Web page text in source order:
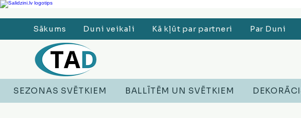
Ledusskapji, Sadzīves tehnika, Smaržas, Operatīvā atmiņa, Putekļu sūcēji, Lego, Austiņas
Sākums Duni veikali Kā kļūt par partneri Par Duni
SEZONAS SVĒTKIEM BALLĪTĒM UN SVĒTKIEM